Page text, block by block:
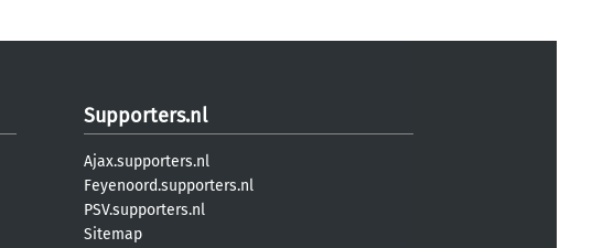
Supporters.nl
Ajax.supporters.nl
Feyenoord.supporters.nl
PSV.supporters.nl
Sitemap